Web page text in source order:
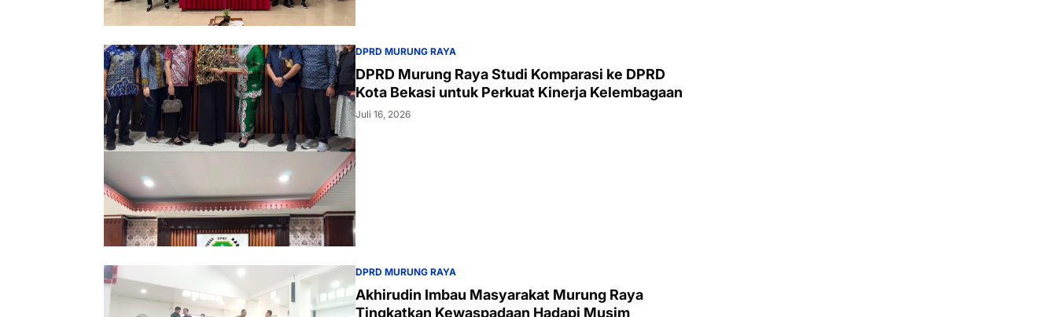
DPRD MURUNG RAYA
DPRD Murung Raya Studi Komparasi ke DPRD
Kota Bekasi untuk Perkuat Kinerja Kelembagaan
Juli 16, 2026
DPRD MURUNG RAYA
Akhirudin Imbau Masyarakat Murung Raya
Tingkatkan Kewaspadaan Hadapi Musim